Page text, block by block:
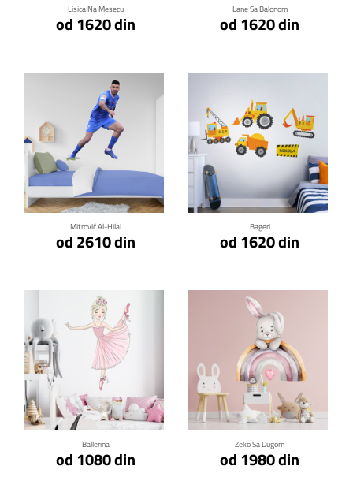
Lisica Na Mesecu
od 1620 din
Lane Sa Balonom
od 1620 din
Mitrović Al-Hilal
od 2610 din
Klikni za detalje
Bageri
od 1620 din
Klikni za detalje
Ballerina
od 1080 din
Klikni za detalje
Zeko Sa Dugom
od 1980 din
Klikni za detalje